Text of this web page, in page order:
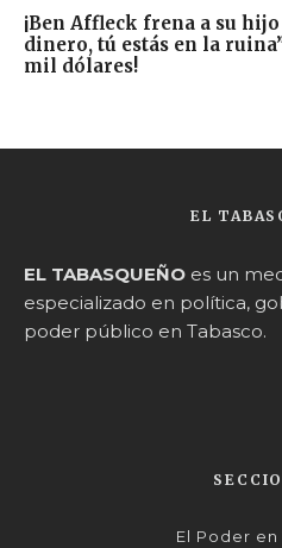
¡Ben Affleck frena a su
dinero, tú estás en la
mil dólares!
EL
EL TABASQUEÑO es un
especializado en política,
poder público en Tabasco.
El Poder en